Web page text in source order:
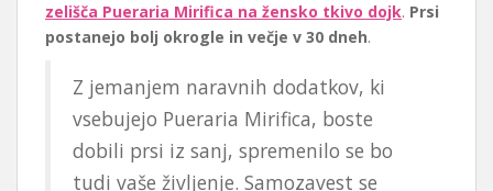
zelišča Pueraria Mirifica na žensko tkivo dojk. Prsi
postanejo bolj okrogle in večje v 30 dneh.
Z jemanjem naravnih dodatkov, ki
vsebujejo Pueraria Mirifica, boste
dobili prsi iz sanj, spremenilo se bo
tudi vaše življenje. Samozavest se